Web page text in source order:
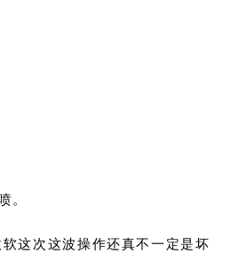
。
这次这波操作还真不一定是坏